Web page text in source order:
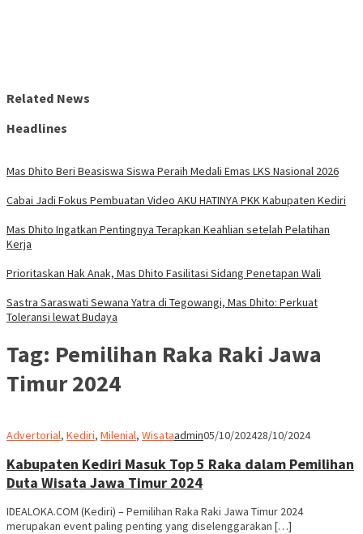
Related News
Headlines
Mas Dhito Beri Beasiswa Siswa Peraih Medali Emas LKS Nasional 2026
Cabai Jadi Fokus Pembuatan Video AKU HATINYA PKK Kabupaten Kediri
Mas Dhito Ingatkan Pentingnya Terapkan Keahlian setelah Pelatihan
Kerja
Prioritaskan Hak Anak, Mas Dhito Fasilitasi Sidang Penetapan Wali
Sastra Saraswati Sewana Yatra di Tegowangi, Mas Dhito: Perkuat
Toleransi lewat Budaya
Tag: Pemilihan Raka Raki Jawa
Timur 2024
Advertorial, Kediri, Milenial, Wisataadmin05/10/202428/10/2024
Kabupaten Kediri Masuk Top 5 Raka dalam Pemilihan
Duta Wisata Jawa Timur 2024
IDEALOKA.COM (Kediri) – Pemilihan Raka Raki Jawa Timur 2024
merupakan event paling penting yang diselenggarakan […]